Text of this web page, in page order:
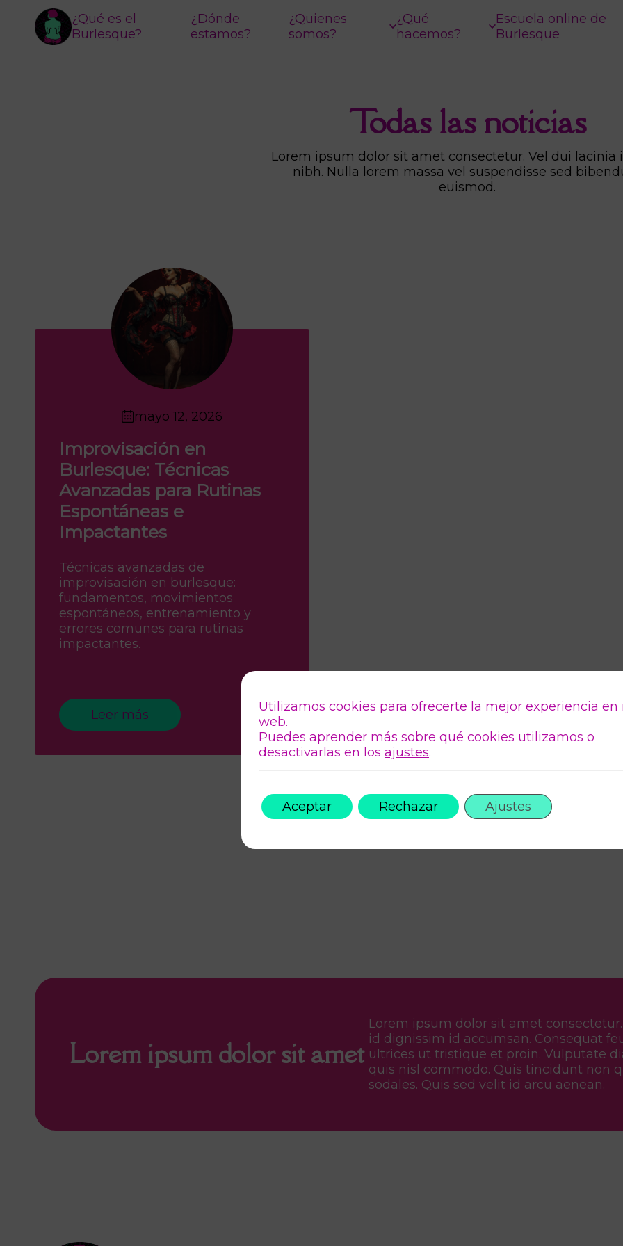
¿Qué es el
Burlesque?
¿Dónde
estamos?
¿Quienes
somos?
¿Qué
hacemos?
Escuela online de
Burlesque
Todas las noticias
Lorem ipsum dolor sit amet consectetur. Vel dui lacinia
nibh. Nulla lorem massa vel suspendisse sed
euismod.
mayo 12, 2026
Improvisación en
Burlesque: Técnicas
Avanzadas para Rutinas
Espontáneas e
Impactantes
Técnicas avanzadas de
improvisación en burlesque:
fundamentos, movimientos
espontáneos, entrenamiento y
errores comunes para rutinas
impactantes.
Leer más
Lorem ipsum dolor sit amet
Lorem ipsum dolor sit amet
id dignissim id accumsan. Consequat
ultrices ut tristique et proin. Vulputate
quis nisl commodo. Quis tincidunt non
sodales. Quis sed velit id arcu aenean.
Utilizamos cookies para ofrecerte la mejor experiencia en
web.
Puedes aprender más sobre qué cookies utilizamos o
desactivarlas en los ajustes.
Aceptar Rechazar Ajustes